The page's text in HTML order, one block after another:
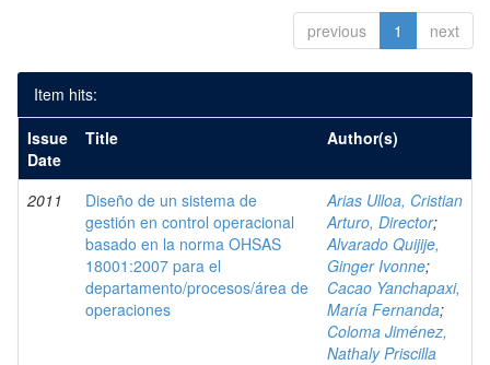
previous 1 next
Item hits:
Issue
Date
Title Author(s)
2011
Diseño de un sistema de
gestión en control operacional
basado en la norma OHSAS
18001:2007 para el
departamento/procesos/área de
operaciones
Arias Ulloa, Cristian
Arturo, Director;
Alvarado Quijije,
Ginger Ivonne;
Cacao Yanchapaxi,
María Fernanda;
Coloma Jiménez,
Nathaly Priscilla